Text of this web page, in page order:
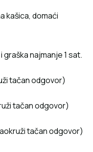
kašica, domaći
najmanje 1 sat.
tačan odgovor)
tačan odgovor)
tačan odgovor)